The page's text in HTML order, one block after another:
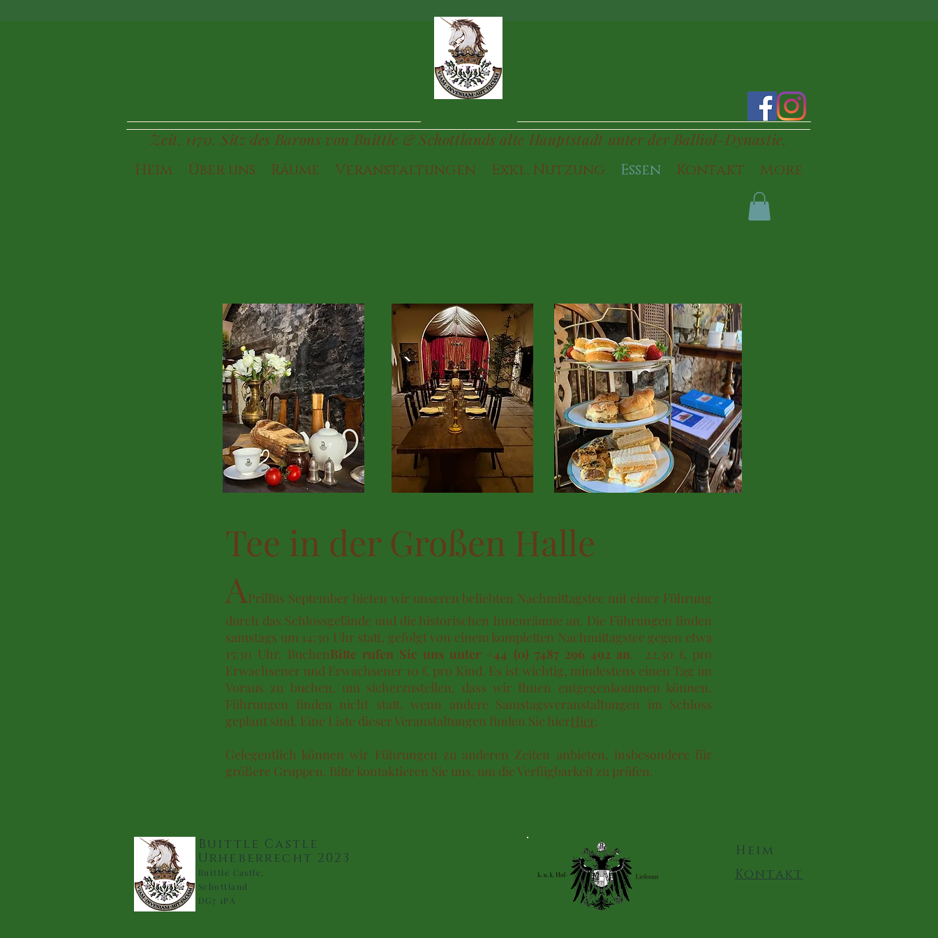
Zeit. 1170. Sitz des Barons von Buittle & Schottlands alte Hauptstadt unter der Balliol-Dynastie.
Heim
Über uns Räume Veranstaltungen Exkl. Nutzung Essen Kontakt More
Tee in der Großen Halle
APrilBis September bieten wir unseren beliebten Nachmittagstee mit einer Führung
durch das Schlossgelände und die historischen Innenräume an. Die Führungen finden
samstags um 14:30 Uhr statt, gefolgt von einem kompletten Nachmittagstee gegen etwa
15:30 Uhr. BuchenBitte rufen Sie uns unter +44 (0) 7487 296 492 an. 22,50 £ pro
Erwachsener und Erwachsener 10 £ pro Kind. Es ist wichtig, mindestens einen Tag im
Voraus zu buchen, um sicherzustellen, dass wir Ihnen entgegenkommen können.
Führungen finden nicht statt, wenn andere Samstagsveranstaltungen im Schloss
geplant sind. Eine Liste dieser Veranstaltungen finden Sie hierHier.
Gelegentlich können wir Führungen zu anderen Zeiten anbieten, insbesondere für
größere Gruppen. Bitte kontaktieren Sie uns, um die Verfügbarkeit zu prüfen.
Buittle Castle
Urheberrecht 2023
Buittle Castle,
Schottland
DG7 1PA
Heim
Kontakt